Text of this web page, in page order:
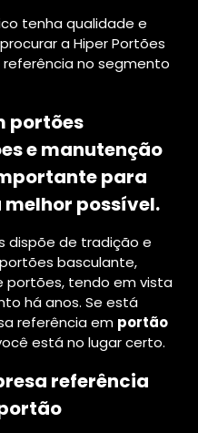
tenha qualidade e
a Hiper Portões
no segmento
portões
e manutenção
para
melhor possível.
dispõe de tradição e
basculante,
portões, tendo em vista
há anos. Se está
referência em portão
está no lugar certo.
referência